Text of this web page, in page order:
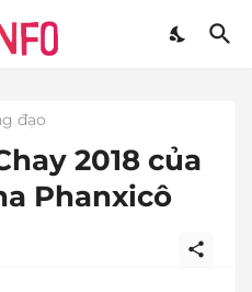
đạo
2018 của
Phanxicô